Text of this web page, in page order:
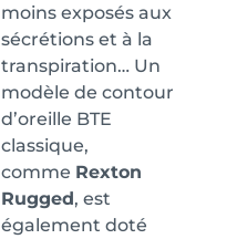
moins exposés aux
sécrétions et à la
transpiration… Un
modèle de contour
d’oreille BTE
classique,
comme Rexton
Rugged, est
également doté